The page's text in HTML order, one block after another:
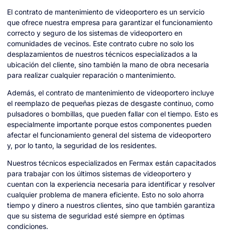
El contrato de mantenimiento de videoportero es un servicio
que ofrece nuestra empresa para garantizar el funcionamiento
correcto y seguro de los sistemas de videoportero en
comunidades de vecinos. Este contrato cubre no solo los
desplazamientos de nuestros técnicos especializados a la
ubicación del cliente, sino también la mano de obra necesaria
para realizar cualquier reparación o mantenimiento.
Además, el contrato de mantenimiento de videoportero incluye
el reemplazo de pequeñas piezas de desgaste continuo, como
pulsadores o bombillas, que pueden fallar con el tiempo. Esto es
especialmente importante porque estos componentes pueden
afectar el funcionamiento general del sistema de videoportero
y, por lo tanto, la seguridad de los residentes.
Nuestros técnicos especializados en Fermax están capacitados
para trabajar con los últimos sistemas de videoportero y
cuentan con la experiencia necesaria para identificar y resolver
cualquier problema de manera eficiente. Esto no solo ahorra
tiempo y dinero a nuestros clientes, sino que también garantiza
que su sistema de seguridad esté siempre en óptimas
condiciones.